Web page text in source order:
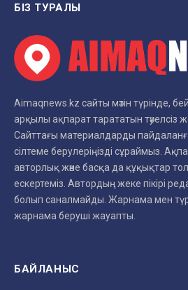
БІЗ ТУРАЛЫ
Aimaqnews.kz сайты мәтін түрінде,
арқылы ақпарат тарататын тәуелсіз
Сайттағы материалдарды
сілтеме берулеріңізді сұраймыз.
авторлық және басқа да құқықтар
ескертеміз. Автордың жеке пікірі
болып саналмайды. Жарнама мен
жарнама беруші жауапты.
БАЙЛАНЫС